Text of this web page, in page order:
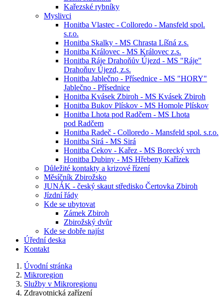
Kařezské rybníky
Myslivci
Honitba Vlastec - Colloredo - Mansfeld spol.
s.r.o.
Honitba Skalky - MS Chrasta Líšná z.s.
Honitba Královec - MS Královec z.s.
Honitba Ráje Drahoňův Újezd - MS "Ráje"
Drahoňuv Újezd, z.s.
Honitba Jablečno - Přísednice - MS "HORY"
Jablečno - Přísednice
Honitba Kvásek Zbiroh - MS Kvásek Zbiroh
Honitba Bukov Plískov - MS Homole Plískov
Honitba Lhota pod Radčem - MS Lhota
pod Radčem
Honitba Radeč - Colloredo - Mansfeld spol. s.r.o.
Honitba Sirá - MS Sirá
Honitba Cekov - Kařez - MS Borecký vrch
Honitba Dubiny - MS Hřebeny Kařízek
Důležité kontakty a krizové řízení
Měsíčník Zbirožsko
JUNÁK - český skaut středisko Čertovka Zbiroh
Jízdní řády
Kde se ubytovat
Zámek Zbiroh
Zbirožský dvůr
Kde se dobře najíst
Úřední deska
Kontakt
Úvodní stránka
Mikroregion
Služby v Mikroregionu
Zdravotnická zařízení